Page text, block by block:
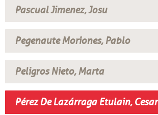
Pascual Jimenez, Josu
Pegenaute Moriones, Pablo
Peligros Nieto, Marta
Pérez De Lazárraga Etulain, Cesar